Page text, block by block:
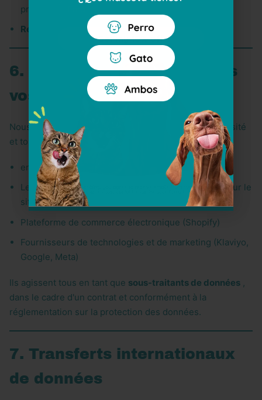
prévention de la fraude)
Respect des obligations légales
6. Avec qui partageons-nous
vos données ?
Nous ne partageons vos données qu'en cas de nécessité
et toujours avec des tiers de confiance, par exemple :
entreprises de transport et de logistique
Les fournisseurs de services de paiement activés sur le
site Web
Plateforme de commerce électronique (Shopify)
Fournisseurs de technologies et de marketing (Klaviyo,
Google, Meta)
Ils agissent tous en tant que sous-traitants de données
dans le cadre d'un contrat et conformément à la
réglementation sur la protection des données.
7. Transferts internationaux
de données
Get my 10% off